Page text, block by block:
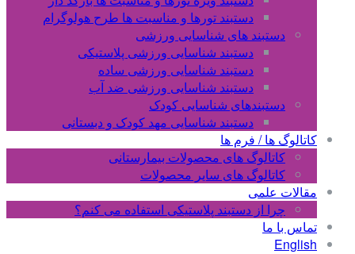
دستبند تورها و مناسبت ها طرح هولوگرام
دستبند های شناسایی ورزشی
دستبند شناسایی ورزشی پلاستیکی
دستبند شناسایی ورزشی ساده
دستبند شناسایی ورزشی ضد آب
دستبندهای شناسایی کودک
دستبند شناسایی مهد کودک و دبستانی
کاتالوگ ها / فرم ها
کاتالوگ های محصولات بیمارستانی
کاتالوگ های سایر محصولات
مقالات علمی
چرا از دستبند پلاستیکی استفاده می کنم؟
تماس با ما
English